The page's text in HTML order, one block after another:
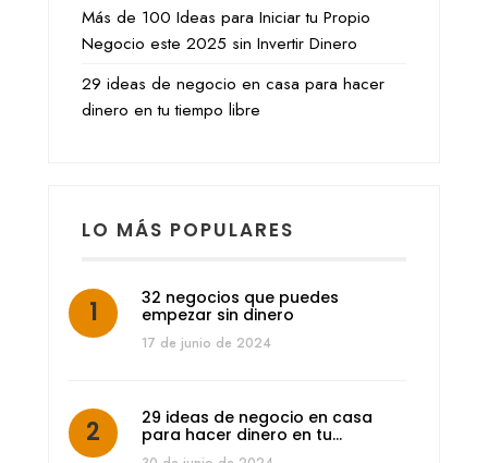
Más de 100 Ideas para Iniciar tu Propio
Negocio este 2025 sin Invertir Dinero
29 ideas de negocio en casa para hacer
dinero en tu tiempo libre
LO MÁS POPULARES
32 negocios que puedes
empezar sin dinero
17 de junio de 2024
29 ideas de negocio en casa
para hacer dinero en tu…